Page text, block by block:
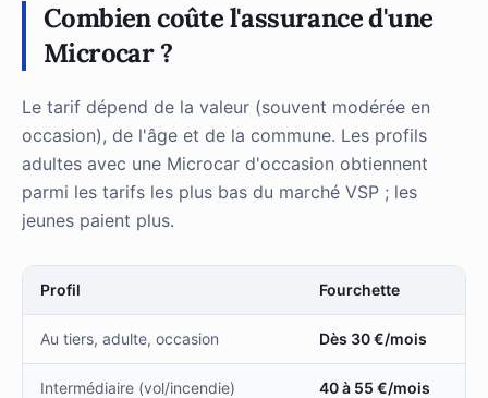
Combien coûte l'assurance d'une
Microcar ?
Le tarif dépend de la valeur (souvent modérée en
occasion), de l'âge et de la commune. Les profils
adultes avec une Microcar d'occasion obtiennent
parmi les tarifs les plus bas du marché VSP ; les
jeunes paient plus.
Profil Fourchette
Au tiers, adulte, occasion Dès 30 €/mois
Intermédiaire (vol/incendie) 40 à 55 €/mois